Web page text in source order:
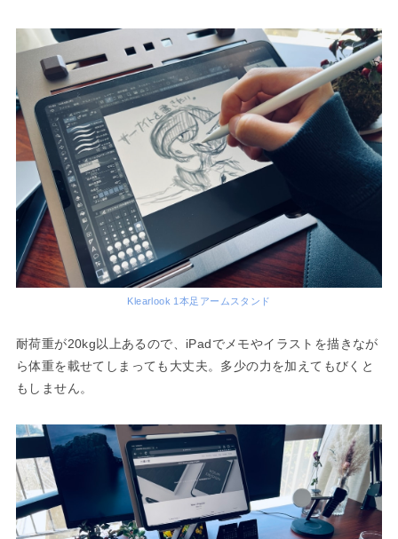
Klearlook 1本足アームスタンド
耐荷重が20kg以上あるので、iPadでメモやイラストを描きなが
ら体重を載せてしまっても大丈夫。多少の力を加えてもびくと
もしません。